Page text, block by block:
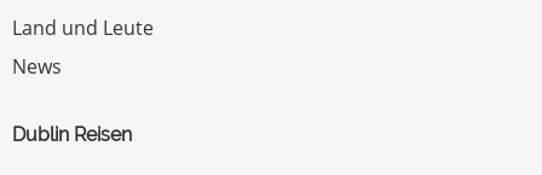
Land und Leute
News
Dublin Reisen